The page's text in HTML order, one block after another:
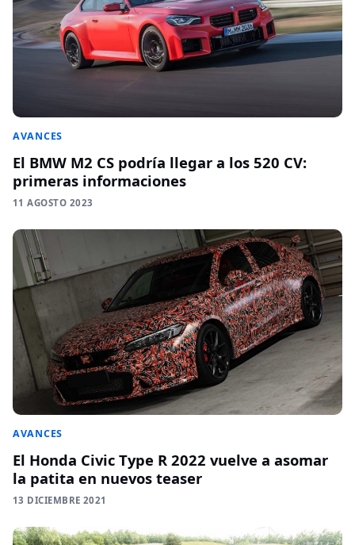
AVANCES
El BMW M2 CS podría llegar a los 520 CV:
primeras informaciones
11 AGOSTO 2023
AVANCES
El Honda Civic Type R 2022 vuelve a asomar
la patita en nuevos teaser
13 DICIEMBRE 2021